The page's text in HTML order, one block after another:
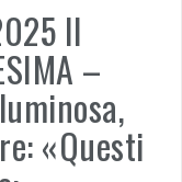
II
–
«Questi